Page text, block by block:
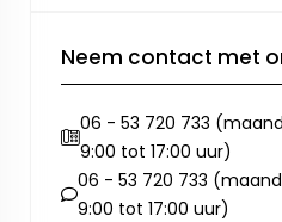
Neem contact met
06 - 53 720 733
9:00 tot 17:00 uur)
06 - 53 720 733
9:00 tot 17:00 uur)